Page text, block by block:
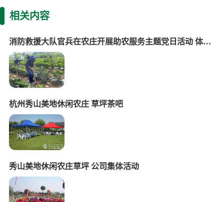
相关内容
消防救援大队官兵在农庄开展助农服务主题党日活动 体验农事活动
杭州秀山美地休闲农庄 草坪茶吧
秀山美地休闲农庄草坪 公司集体活动